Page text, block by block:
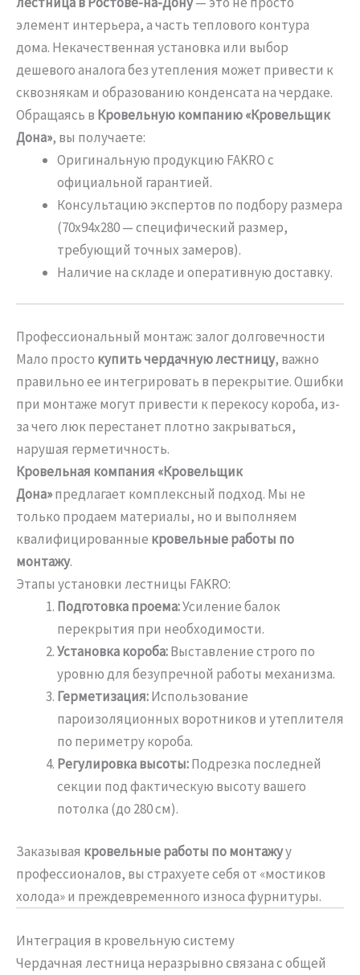
элемент интерьера, а часть теплового контура
дома. Некачественная установка или выбор
дешевого аналога без утепления может привести к
сквознякам и образованию конденсата на чердаке.
Обращаясь в Кровельную компанию «Кровельщик
Дона», вы получаете:
Оригинальную продукцию FAKRO с
официальной гарантией.
Консультацию экспертов по подбору размера
(70х94х280 — специфический размер,
требующий точных замеров).
Наличие на складе и оперативную доставку.
Профессиональный монтаж: залог долговечности
Мало просто купить чердачную лестницу, важно
правильно ее интегрировать в перекрытие. Ошибки
при монтаже могут привести к перекосу короба, из-
за чего люк перестанет плотно закрываться,
нарушая герметичность.
Кровельная компания «Кровельщик
Дона»предлагает комплексный подход. Мы не
только продаем материалы, но и выполняем
квалифицированные кровельные работы по
монтажу.
Этапы установки лестницы FAKRO:
Подготовка проема:Усиление балок
перекрытия при необходимости.
Установка короба:Выставление строго по
уровню для безупречной работы механизма.
Герметизация:Использование
пароизоляционных воротников и утеплителя
по периметру короба.
Регулировка высоты:Подрезка последней
секции под фактическую высоту вашего
потолка (до 280 см).
Заказывая кровельные работы по монтажуу
профессионалов, вы страхуете себя от «мостиков
холода» и преждевременного износа фурнитуры.
Интеграция в кровельную систему
Чердачная лестница неразрывно связана с общей